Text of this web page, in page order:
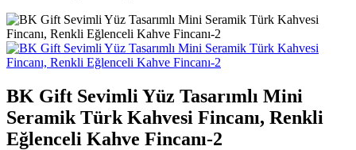
BK Gift Sevimli Yüz Tasarımlı Mini
Seramik Türk Kahvesi Fincanı, Renkli
Eğlenceli Kahve Fincanı-2